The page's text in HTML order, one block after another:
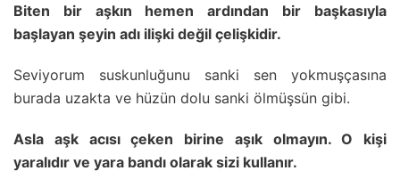
Biten bir aşkın hemen ardından bir başkasıyla
başlayan şeyin adı ilişki değil çelişkidir.
Seviyorum suskunluğunu sanki sen yokmuşçasına
burada uzakta ve hüzün dolu sanki ölmüşsün gibi.
Asla aşk acısı çeken birine aşık olmayın. O kişi
yaralıdır ve yara bandı olarak sizi kullanır.